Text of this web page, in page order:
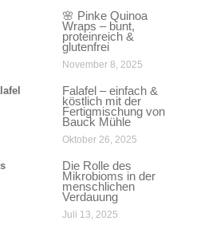
🌸 Pinke Quinoa
Wraps – bunt,
proteinreich &
glutenfrei
November 8, 2025
Falafel – einfach &
köstlich mit der
Fertigmischung von
Bauck Mühle
Oktober 26, 2025
Die Rolle des
Mikrobioms in der
menschlichen
Verdauung
Juli 13, 2025